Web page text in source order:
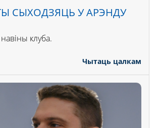
СЫХОДЗЯЦЬ У АРЭНДУ
клуба.
Чытаць цалкам